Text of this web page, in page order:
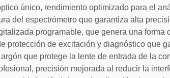
único, rendimiento optimizado para el
del espectrómetro que garantiza alta
programable, que genera una
protección de excitación y diagnóstico que
que protege la lente de entrada de la
precisión mejorada al reducir la